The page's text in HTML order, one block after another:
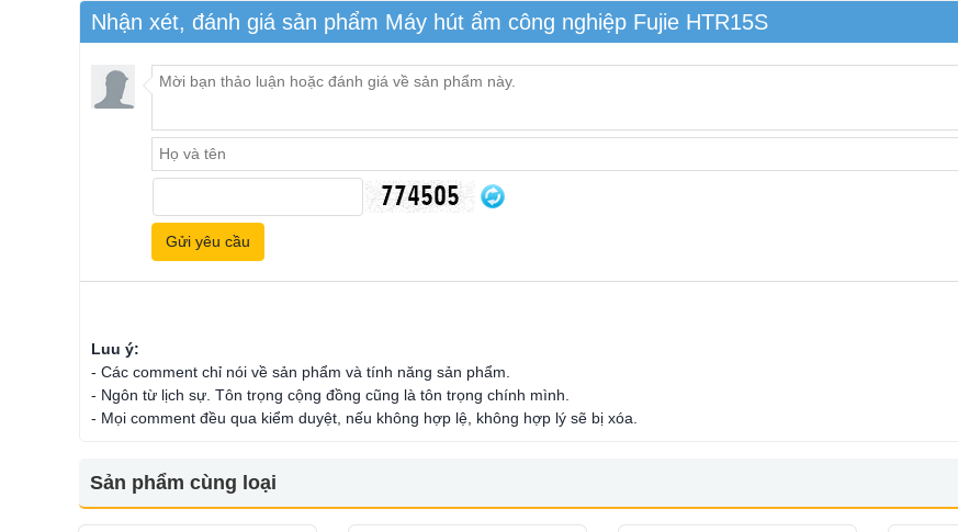
Nhận xét, đánh giá sản phẩm Máy hút ẩm công nghiệp Fujie HTR15S
Luu ý:
- Các comment chỉ nói về sản phẩm và tính năng sản phẩm.
- Ngôn từ lịch sự. Tôn trọng cộng đồng cũng là tôn trọng chính mình.
- Mọi comment đều qua kiểm duyệt, nếu không hợp lệ, không hợp lý sẽ bị xóa.
Sản phẩm cùng loại